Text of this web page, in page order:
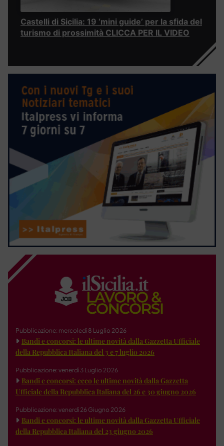
Castelli di Sicilia: 19 ‘mini guide’ per la sfida del
turismo di prossimità CLICCA PER IL VIDEO
Pubblicazione: mercoledì 8 Luglio 2026
Bandi e concorsi: le ultime novità dalla Gazzetta Ufficiale
della Repubblica Italiana del 3 e 7 luglio 2026
Pubblicazione: venerdì 3 Luglio 2026
Bandi e concorsi: ecco le ultime novità dalla Gazzetta
Ufficiale della Repubblica Italiana del 26 e 30 giugno 2026
Pubblicazione: venerdì 26 Giugno 2026
Bandi e concorsi: le ultime novità dalla Gazzetta Ufficiale
della Repubblica Italiana del 23 giugno 2026